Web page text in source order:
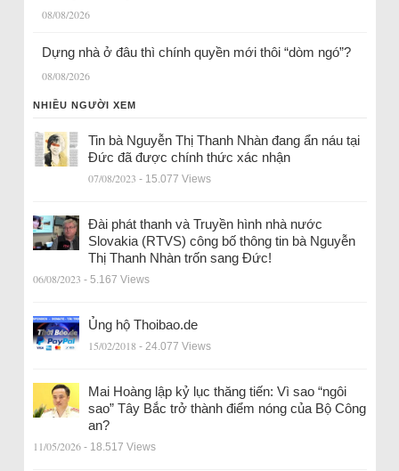
08/08/2026
Dựng nhà ở đâu thì chính quyền mới thôi “dòm ngó”?
08/08/2026
NHIỀU NGƯỜI XEM
Tin bà Nguyễn Thị Thanh Nhàn đang ẩn náu tại
Đức đã được chính thức xác nhận
07/08/2023 - 15.077 Views
Đài phát thanh và Truyền hình nhà nước
Slovakia (RTVS) công bố thông tin bà Nguyễn
Thị Thanh Nhàn trốn sang Đức!
06/08/2023 - 5.167 Views
Ủng hộ Thoibao.de
15/02/2018 - 24.077 Views
Mai Hoàng lập kỷ lục thăng tiến: Vì sao “ngôi
sao” Tây Bắc trở thành điểm nóng của Bộ Công
an?
11/05/2026 - 18.517 Views